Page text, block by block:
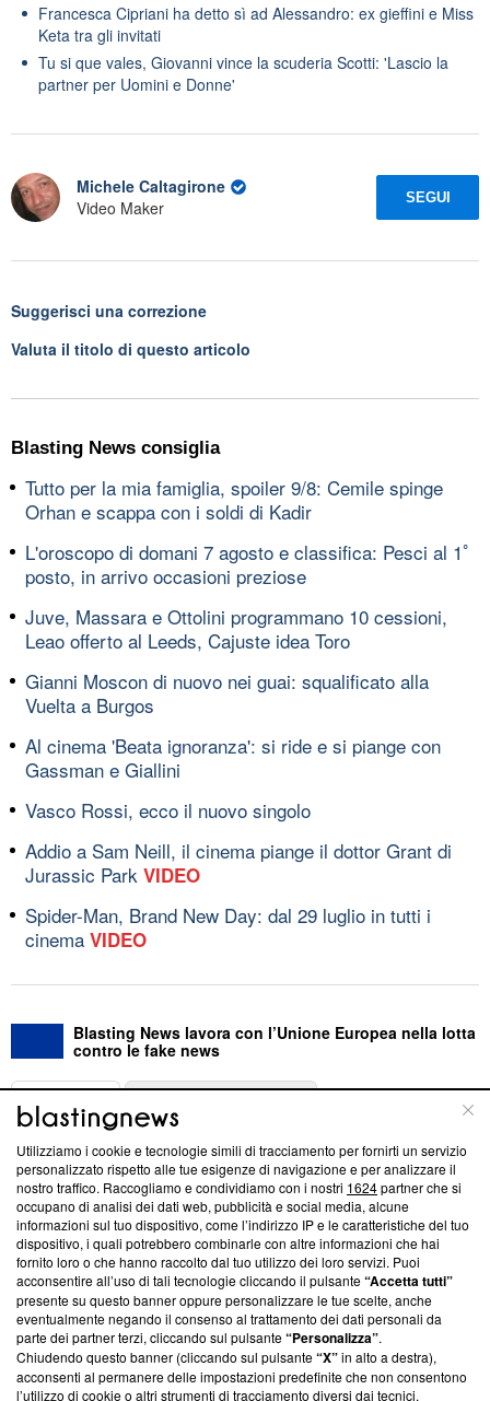
Francesca Cipriani ha detto sì ad Alessandro: ex gieffini e Miss
Keta tra gli invitati
Tu si que vales, Giovanni vince la scuderia Scotti: 'Lascio la
partner per Uomini e Donne'
Michele Caltagirone
Video Maker
SEGUI
Suggerisci una correzione
Valuta il titolo di questo articolo
Blasting News consiglia
Tutto per la mia famiglia, spoiler 9/8: Cemile spinge
Orhan e scappa con i soldi di Kadir
L'oroscopo di domani 7 agosto e classifica: Pesci al 1ﾟ
posto, in arrivo occasioni preziose
Juve, Massara e Ottolini programmano 10 cessioni,
Leao offerto al Leeds, Cajuste idea Toro
Gianni Moscon di nuovo nei guai: squalificato alla
Vuelta a Burgos
Al cinema 'Beata ignoranza': si ride e si piange con
Gassman e Giallini
Vasco Rossi, ecco il nuovo singolo
Addio a Sam Neill, il cinema piange il dottor Grant di
Jurassic Park VIDEO
Spider-Man, Brand New Day: dal 29 luglio in tutti i
cinema VIDEO
Blasting News lavora con l’Unione Europea nella lotta
contro le fake news
ABOUT
Questa sezione offre informazioni trasparenti su Blasting
News, sui nostri processi editoriali e su come ci impegniamo a
creare news di qualità. Inoltre, afferma la nostra aderenza a
‘Trust Project - News with Integrity’Blasting News non è
ancora membro del programma, ma ha richiesto di farne
parte; Trust Project non ha ancora effettuato una verifica di
conformità agli standard.
Su di noi
Team editoriale
Utilizziamo i cookie e tecnologie simili di tracciamento per fornirti un servizio
personalizzato rispetto alle tue esigenze di navigazione e per analizzare il
nostro traffico. Raccogliamo e condividiamo con i nostri 1624partner che si
occupano di analisi dei dati web, pubblicità e social media, alcune
informazioni sul tuo dispositivo, come l’indirizzo IP e le caratteristiche del tuo
dispositivo, i quali potrebbero combinarle con altre informazioni che hai
fornito loro o che hanno raccolto dal tuo utilizzo dei loro servizi. Puoi
acconsentire all’uso di tali tecnologie cliccando il pulsante“Accetta tutti”
presente su questo banner oppure personalizzare le tue scelte, anche
eventualmente negando il consenso al trattamento dei dati personali da
parte dei partner terzi, cliccando sul pulsante“Personalizza”.
Chiudendo questo banner (cliccando sul pulsante“X”in alto a destra),
acconsenti al permanere delle impostazioni predefinite che non consentono
l’utilizzo di cookie o altri strumenti di tracciamento diversi dai tecnici.